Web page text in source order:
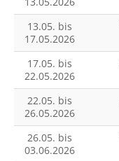
13.05. bis
17.05.2026
17.05. bis
22.05.2026
22.05. bis
26.05.2026
26.05. bis
03.06.2026